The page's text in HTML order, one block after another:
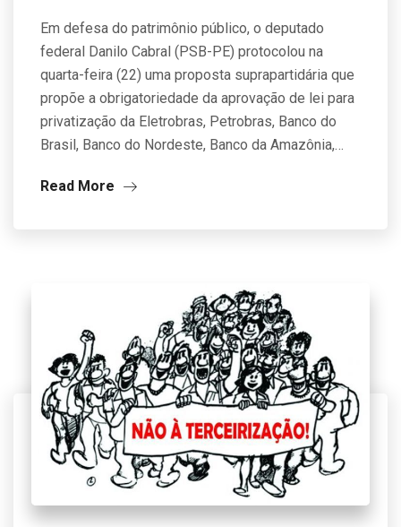
Em defesa do patrimônio público, o deputado
federal Danilo Cabral (PSB-PE) protocolou na
quarta-feira (22) uma proposta suprapartidária que
propõe a obrigatoriedade da aprovação de lei para
privatização da Eletrobras, Petrobras, Banco do
Brasil, Banco do Nordeste, Banco da Amazônia,…
Read More